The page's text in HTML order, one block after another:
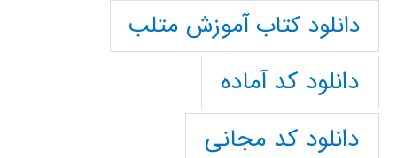
دانلود کتاب آموزش متلب
دانلود کد آماده
دانلود کد مجانی